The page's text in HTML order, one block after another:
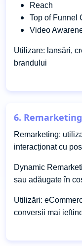
Reach
Top of Funnel
Video
Utilizare: lansări,
brandului
6.
Remarketing:
interacționat cu
Dynamic
sau adăugate în
Utilizări:
conversii mai